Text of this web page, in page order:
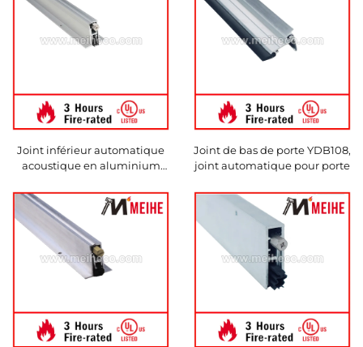
Joint inférieur automatique
acoustique en aluminium
industriel et robuste, étanche
au bruit, avec fixation par vis
Joint de bas de porte YDB108,
joint automatique pour porte